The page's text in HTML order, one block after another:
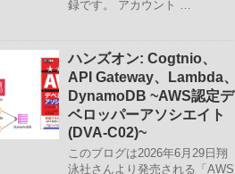
録です。 アカウント …
ハンズオン: Cogtnio、
API Gateway、Lambda、
DynamoDB ~AWS認定デ
ベロッパーアソシエイト
(DVA-C02)~
このブログは2026年6月29日翔
泳社さんより発売される「AWS